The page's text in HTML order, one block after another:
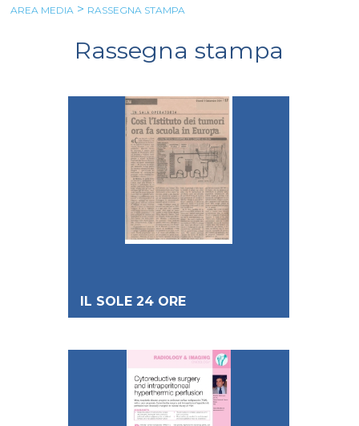
AREA MEDIA > RASSEGNA STAMPA
Rassegna stampa
IL SOLE 24 ORE